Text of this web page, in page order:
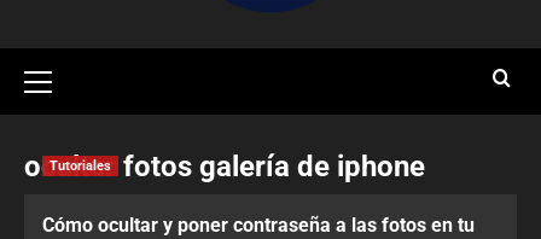
ocultar fotos galería de iphone
Tutoriales
Cómo ocultar y poner contraseña a las fotos en tu